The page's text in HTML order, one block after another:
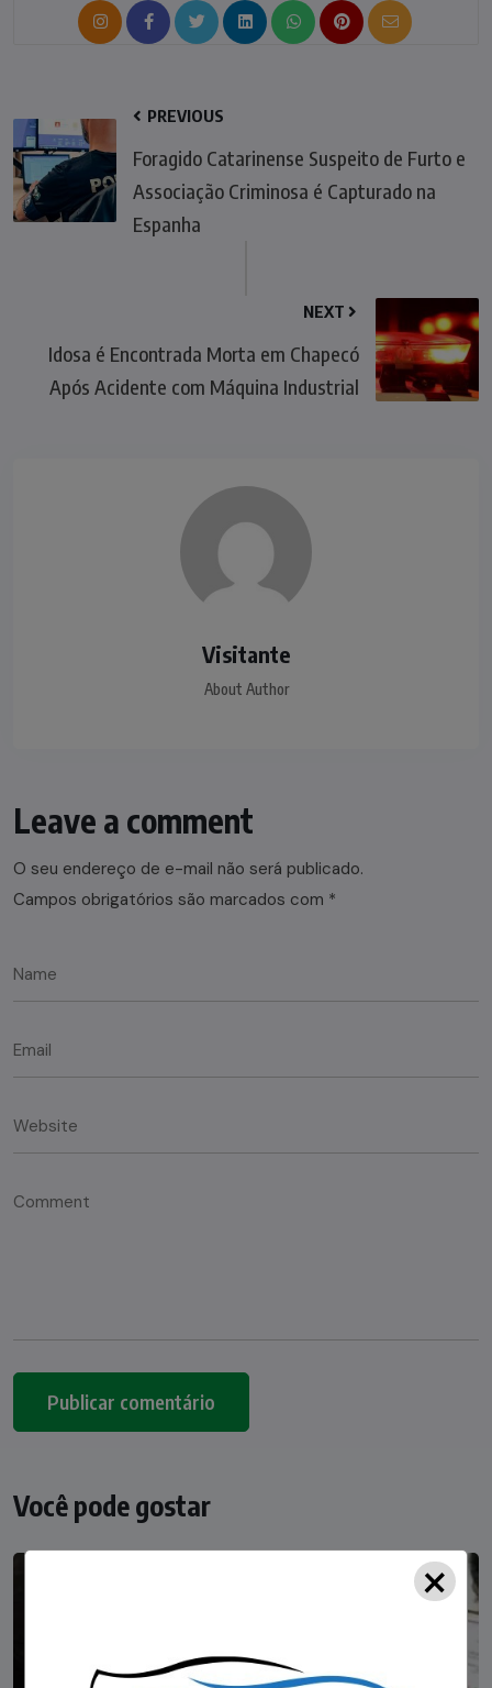
PREVIOUS
Foragido Catarinense Suspeito de Furto e
Associação Criminosa é Capturado na
Espanha
NEXT
Idosa é Encontrada Morta em Chapecó
Após Acidente com Máquina Industrial
Visitante
About Author
Leave a comment
O seu endereço de e-mail não será publicado.
Campos obrigatórios são marcados com *
Você pode gostar
×